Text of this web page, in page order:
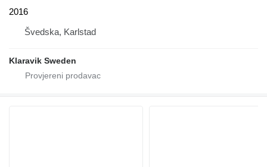
2016
Švedska, Karlstad
Klaravik Sweden